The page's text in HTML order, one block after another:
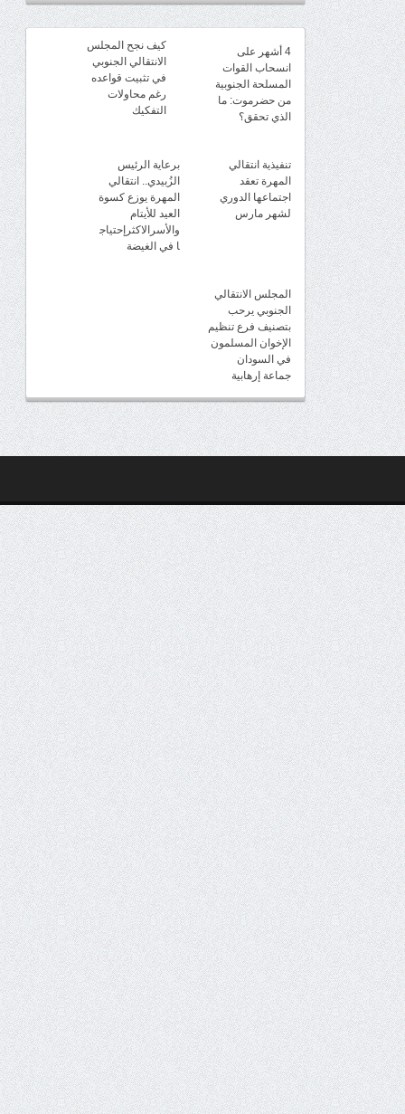
4 أشهر على
انسحاب القوات
المسلحة الجنوبية
من حضرموت: ما
الذي تحقق؟
كيف نجح المجلس
الانتقالي الجنوبي
في تثبيت قواعده
رغم محاولات
التفكيك
تنفيذية انتقالي
المهرة تعقد
اجتماعها الدوري
لشهر مارس
برعاية الرئيس
الزُبيدي.. انتقالي
المهرة يوزع كسوة
العيد للأيتام
والأسرالاكثرإحتياج
ا في الغيضة
المجلس الانتقالي
الجنوبي يرحب
بتصنيف فرع تنظيم
الإخوان المسلمون
في السودان
جماعة إرهابية